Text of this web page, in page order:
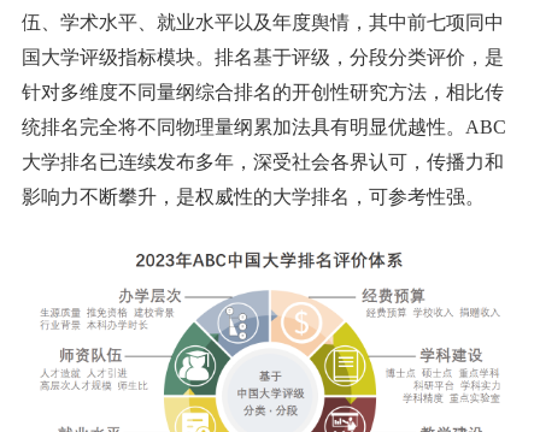
伍、学术水平、就业水平以及年度舆情，其中前七项同中
国大学评级指标模块。排名基于评级，分段分类评价，是
针对多维度不同量纲综合排名的开创性研究方法，相比传
统排名完全将不同物理量纲累加法具有明显优越性。ABC
大学排名已连续发布多年，深受社会各界认可，传播力和
影响力不断攀升，是权威性的大学排名，可参考性强。